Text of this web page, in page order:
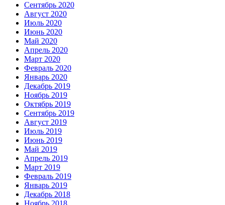
Сентябрь 2020
Август 2020
Июль 2020
Июнь 2020
Май 2020
Апрель 2020
Март 2020
Февраль 2020
Январь 2020
Декабрь 2019
Ноябрь 2019
Октябрь 2019
Сентябрь 2019
Август 2019
Июль 2019
Июнь 2019
Май 2019
Апрель 2019
Март 2019
Февраль 2019
Январь 2019
Декабрь 2018
Ноябрь 2018